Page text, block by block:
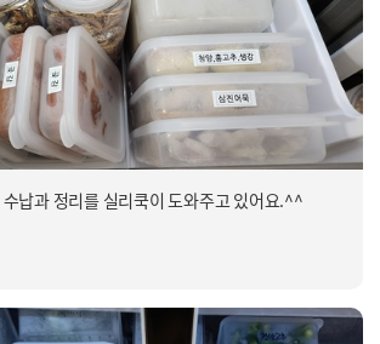
납과 정리를 실리쿡이 도와주고 있어요.^^